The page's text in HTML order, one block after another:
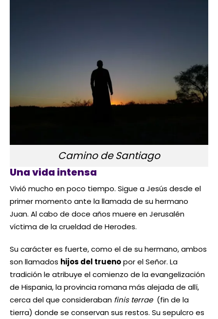
Camino de Santiago
Una vida intensa
Vivió mucho en poco tiempo. Sigue a Jesús desde el
primer momento ante la llamada de su hermano
Juan. Al cabo de doce años muere en Jerusalén
víctima de la crueldad de Herodes.
Su carácter es fuerte, como el de su hermano, ambos
son llamados hijos del truenopor el Señor. La
tradición le atribuye el comienzo de la evangelización
de Hispania, la provincia romana más alejada de allí,
cerca del que consideraban finis terrae(fin de la
tierra) donde se conservan sus restos. Su sepulcro es